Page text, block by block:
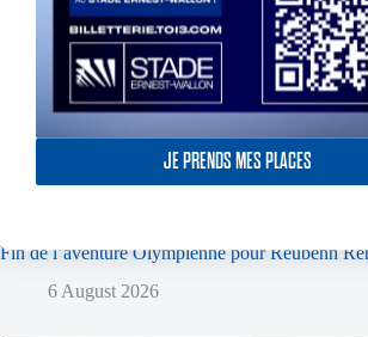
JE PRENDS MES PLACES
Fin de l’aventure Olympienne pour Reubenn
6 August 2026